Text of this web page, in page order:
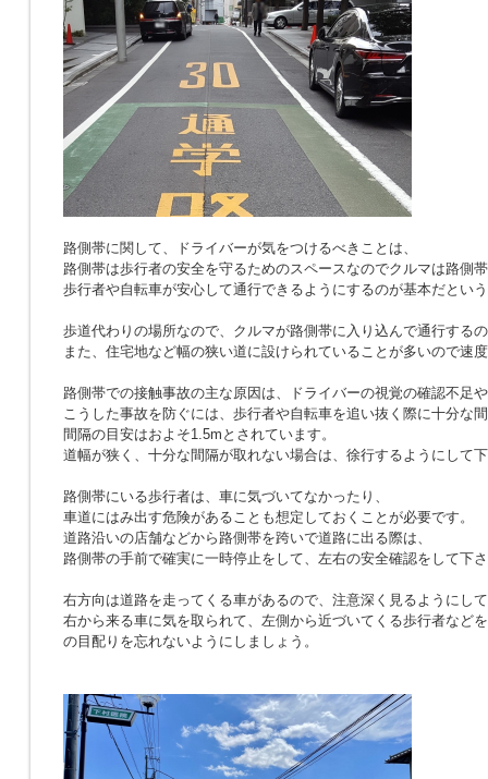
路側帯に関して、ドライバーが気をつけるべきことは、
路側帯は歩行者の安全を守るためのスペースなのでクルマは路側
歩行者や自転車が安心して通行できるようにするのが基本だとい
歩道代わりの場所なので、クルマが路側帯に入り込んで通行する
また、住宅地など幅の狭い道に設けられていることが多いので速
路側帯での接触事故の主な原因は、ドライバーの視覚の確認不足
こうした事故を防ぐには、歩行者や自転車を追い抜く際に十分な
間隔の目安はおよそ1.5mとされています。
道幅が狭く、十分な間隔が取れない場合は、徐行するようにして
路側帯にいる歩行者は、車に気づいてなかったり、
車道にはみ出す危険があることも想定しておくことが必要です。
道路沿いの店舗などから路側帯を跨いで道路に出る際は、
路側帯の手前で確実に一時停止をして、左右の安全確認をして下
右方向は道路を走ってくる車があるので、注意深く見るようにし
右から来る車に気を取られて、左側から近づいてくる歩行者など
の目配りを忘れないようにしましょう。